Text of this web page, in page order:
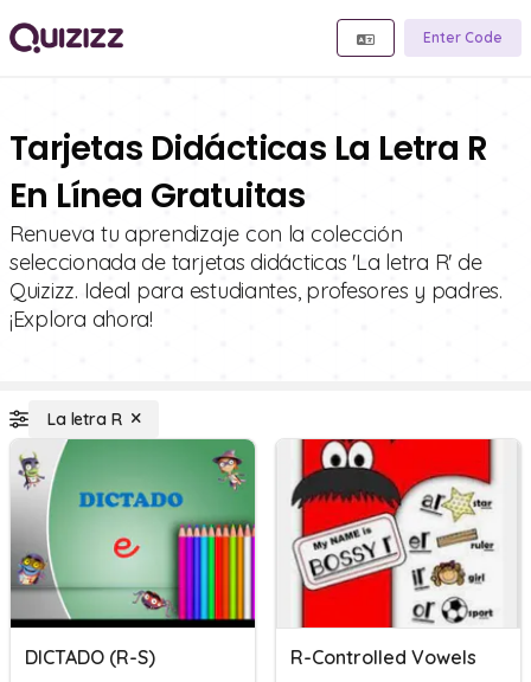
Enter Code
Tarjetas Didácticas La Letra R
En Línea Gratuitas
Renueva tu aprendizaje con la colección
seleccionada de tarjetas didácticas 'La letra R' de
Quizizz. Ideal para estudiantes, profesores y padres.
¡Explora ahora!
La letra R
DICTADO (R-S) R-Controlled Vowels